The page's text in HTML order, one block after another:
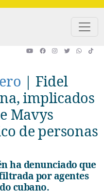
| Fidel
implicados
Mavys
de personas
por agentes
cubano.